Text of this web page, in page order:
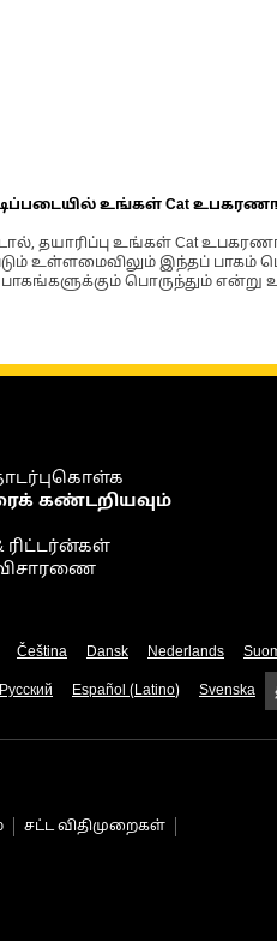
உங்கள் Cat
தயாரிப்பு உங்கள் Cat
உள்ளமைவிலும் இந்தப் பாகம்
பொருந்தும் என்று
கண்டறியவும்
ரிட்டர்ன்கள்
Čeština Dansk Nederlands
Русский Español (Latino) Svenska
சட்ட விதிமுறைகள்